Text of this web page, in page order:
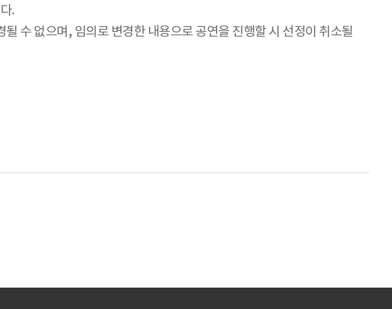
.
수 없으며, 임의로 변경한 내용으로 공연을 진행할 시 선정이 취소될